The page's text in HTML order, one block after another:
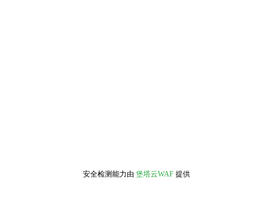
安全检测能力由 堡塔云WAF 提供